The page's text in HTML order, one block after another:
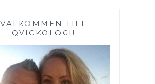
VÄLKOMMEN TILL
QVICKOLOGI!